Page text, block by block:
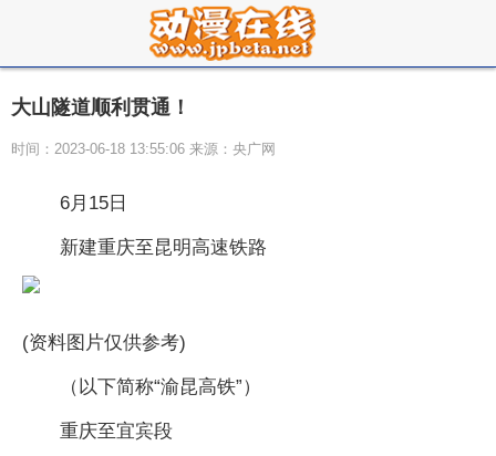
大山隧道顺利贯通！
时间：2023-06-18 13:55:06 来源：央广网
6月15日
新建重庆至昆明高速铁路
(资料图片仅供参考)
（以下简称“渝昆高铁”）
重庆至宜宾段